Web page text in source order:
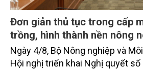
Đơn giản thủ tục trong cấp
trồng, hình thành nền nông
Ngày 4/8, Bộ Nông nghiệp và
Hội nghị triển khai Nghị quyết